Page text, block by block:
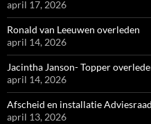
april 17, 2026
Ronald van Leeuwen overleden
april 14, 2026
Jacintha Janson- Topper
april 14, 2026
Afscheid en installatie
april 13, 2026